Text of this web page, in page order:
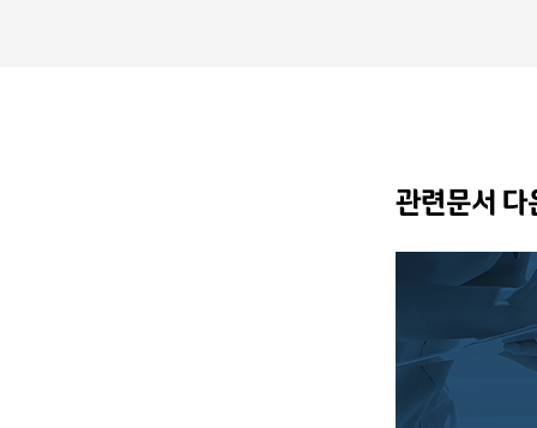
관련문서 다